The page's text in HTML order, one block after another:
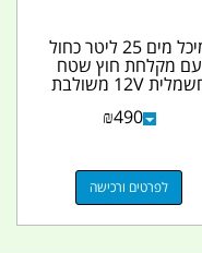
מיכל מים 25 ליטר כחול
עם מקלחת חוץ שטח
חשמלית 12V משולבת
₪490
לפרטים ורכישה